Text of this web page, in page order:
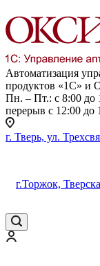
Автоматизация
продуктов «1С» и
Пн. – Пт.: с 8:00 до
перерыв с 12:00 до
г. Тверь, ул.
г.Торжок,